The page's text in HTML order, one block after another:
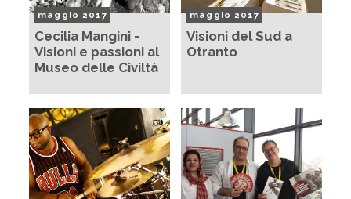
maggio 2017
Cecilia Mangini -
Visioni e passioni al
Museo delle Civiltà
maggio 2017
Visioni del Sud a
Otranto